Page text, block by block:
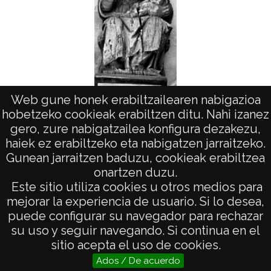
Web gune honek erabiltzailearen nabigazioa
hobetzeko cookieak erabiltzen ditu. Nahi izanez
gero, zure nabigatzailea konfigura dezakezu,
haiek ez erabiltzeko eta nabigatzen jarraitzeko.
Gunean jarraitzen baduzu, cookieak erabiltzea
onartzen duzu.
Este sitio utiliza cookies u otros medios para
mejorar la experiencia de usuario. Si lo desea,
puede configurar su navegador para rechazar
su uso y seguir navegando. Si continua en el
sitio acepta el uso de cookies.
Ados / De acuerdo
Virgen María del arco de Larrazuría
(LABASTIDA)
Virgen
AVISO LEGAL
POLÍTICA DE PRIVACIDAD
ACCESIBILIDAD
ATENCIÓN CIUDADANA